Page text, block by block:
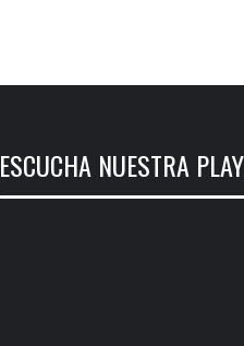
ESCUCHA NUESTRA